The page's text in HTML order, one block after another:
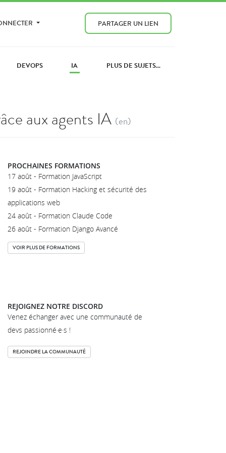
PARTAGER UN LIEN
DEVOPS IA PLUS DE SUJETS...
aux agents IA (en)
PROCHAINES FORMATIONS
17 août - Formation JavaScript
19 août - Formation Hacking et sécurité des
applications web
24 août - Formation Claude Code
26 août - Formation Django Avancé
VOIR PLUS DE FORMATIONS
REJOIGNEZ NOTRE DISCORD
Venez échanger avec une communauté de
devs passionné·e·s !
REJOINDRE LA COMMUNAUTÉ